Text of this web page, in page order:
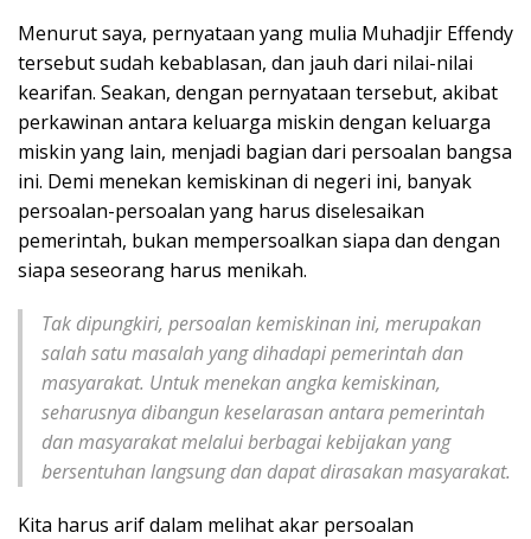
Menurut saya, pernyataan yang mulia Muhadjir Effendy
tersebut sudah kebablasan, dan jauh dari nilai-nilai
kearifan. Seakan, dengan pernyataan tersebut, akibat
perkawinan antara keluarga miskin dengan keluarga
miskin yang lain, menjadi bagian dari persoalan bangsa
ini. Demi menekan kemiskinan di negeri ini, banyak
persoalan-persoalan yang harus diselesaikan
pemerintah, bukan mempersoalkan siapa dan dengan
siapa seseorang harus menikah.
Tak dipungkiri, persoalan kemiskinan ini, merupakan
salah satu masalah yang dihadapi pemerintah dan
masyarakat. Untuk menekan angka kemiskinan,
seharusnya dibangun keselarasan antara pemerintah
dan masyarakat melalui berbagai kebijakan yang
bersentuhan langsung dan dapat dirasakan masyarakat.
Kita harus arif dalam melihat akar persoalan